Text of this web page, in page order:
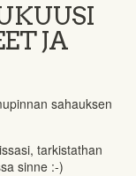
JA
sahauksen
tarkistathan
sinne :-)